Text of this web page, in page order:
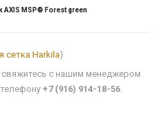
AXIS MSP® Forest green
сетка Harkila)
с нашим менеджером
+7 (916) 914-18-56.